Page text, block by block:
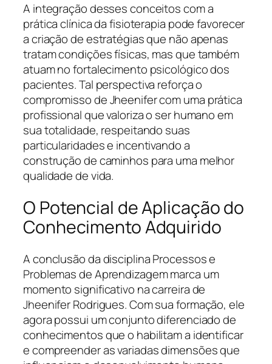
A integração desses conceitos com a
prática clínica da fisioterapia pode favorecer
a criação de estratégias que não apenas
tratam condições físicas, mas que também
atuam no fortalecimento psicológico dos
pacientes. Tal perspectiva reforça o
compromisso de Jheenifer com uma prática
profissional que valoriza o ser humano em
sua totalidade, respeitando suas
particularidades e incentivando a
construção de caminhos para uma melhor
qualidade de vida.
O Potencial de Aplicação do
Conhecimento Adquirido
A conclusão da disciplina Processos e
Problemas de Aprendizagem marca um
momento significativo na carreira de
Jheenifer Rodrigues. Com sua formação, ele
agora possui um conjunto diferenciado de
conhecimentos que o habilitam a identificar
e compreender as variadas dimensões que